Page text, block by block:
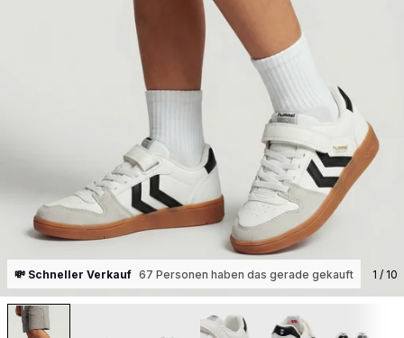
💸 Schneller Verkauf 67 Personen haben das gerade gekauft 1 / 10